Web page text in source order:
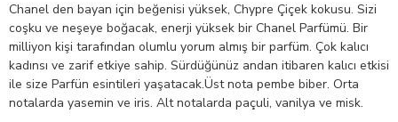
Chanel den bayan için beğenisi yüksek, Chypre Çiçek kokusu. Sizi
coşku ve neşeye boğacak, enerji yüksek bir Chanel Parfümü. Bir
milliyon kişi tarafından olumlu yorum almış bir parfüm. Çok kalıcı
kadınsı ve zarif etkiye sahip. Sürdüğünüz andan itibaren kalıcı etkisi
ile size Parfün esintileri yaşatacak.Üst nota pembe biber. Orta
notalarda yasemin ve iris. Alt notalarda paçuli, vanilya ve misk.